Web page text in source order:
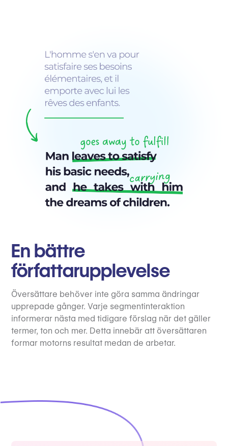
En bättre
författarupplevelse
Översättare behöver inte göra samma ändringar
upprepade gånger. Varje segmentinteraktion
informerar nästa med tidigare förslag när det gäller
termer, ton och mer. Detta innebär att översättaren
formar motorns resultat medan de arbetar.